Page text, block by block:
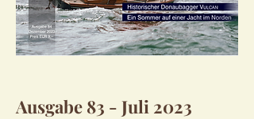
Ausgabe 83 - Juli 2023